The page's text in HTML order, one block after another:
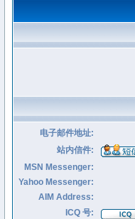
电子邮件地址:
站内信件:
MSN Messenger:
Yahoo Messenger:
AIM Address:
ICQ 号: